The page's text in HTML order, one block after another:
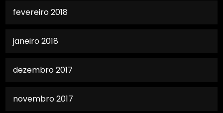
fevereiro 2018
janeiro 2018
dezembro 2017
novembro 2017